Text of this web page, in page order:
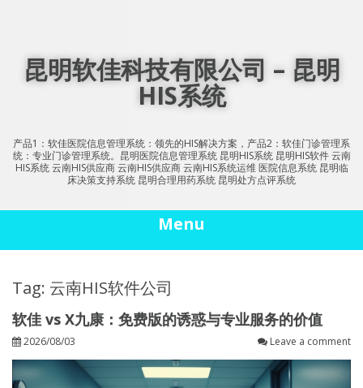
昆明软佳科技有限公司 – 昆明
HIS系统
产品1：软佳医院信息管理系统：领先的HIS解决方案，产品2：软佳门诊管理系
统：专业门诊管理系统。昆明医院信息管理系统 昆明HIS系统 昆明HIS软件 云南
HIS系统 云南HIS供应商 云南HIS供应商 云南HIS系统运维 医院信息系统 昆明临
床决策支持系统 昆明合理用药系统 昆明处方点评系统
Menu
Tag: 云南HIS软件公司
软佳 vs X九康：免费版的诱惑与专业服务的价值
2026/08/03 Leave a comment